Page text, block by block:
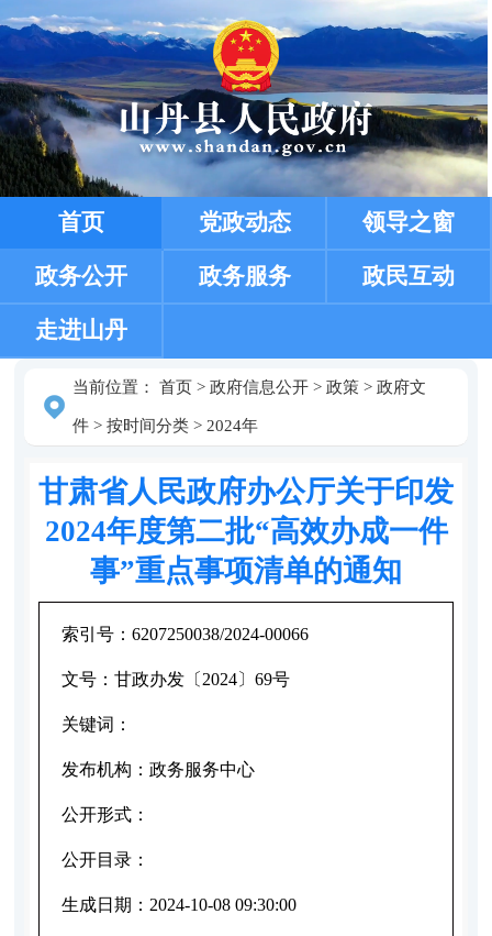
首页 党政动态 领导之窗
政务公开 政务服务 政民互动
走进山丹
当前位置： 首页> 政府信息公开> 政策> 政府文
件> 按时间分类> 2024年
甘肃省人民政府办公厅关于印发
2024年度第二批“高效办成一件
事”重点事项清单的通知
索引号： 6207250038/2024-00066
文号： 甘政办发〔2024〕69号
关键词：
发布机构： 政务服务中心
公开形式：
公开目录：
生成日期： 2024-10-08 09:30:00